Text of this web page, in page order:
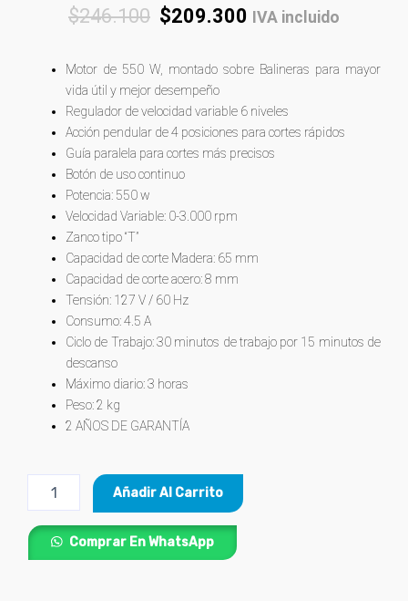
out
$246.100 Original
$246.100.
$209.300 Current
$209.300.
IVA incluido
Motor de 550 W, montado sobre Balineras para mayor
vida útil y mejor desempeño
Regulador de velocidad variable 6 niveles
Acción pendular de 4 posiciones para cortes rápidos
Guía paralela para cortes más precisos
Botón de uso continuo
Potencia: 550 w
Velocidad Variable: 0-3.000 rpm
Zanco tipo “T”
Capacidad de corte Madera: 65 mm
Capacidad de corte acero: 8 mm
Tensión: 127 V / 60 Hz
Consumo: 4.5 A
Ciclo de Trabajo: 30 minutos de trabajo por 15 minutos de
descanso
Máximo diario: 3 horas
Peso: 2 kg
2 AÑOS DE GARANTÍA
Caladora
550
Añadir Al Carrito
Comprar En WhatsApp